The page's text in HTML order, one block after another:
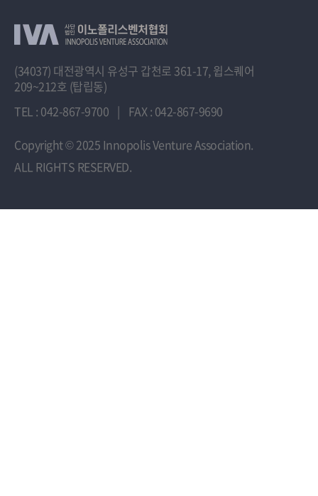
(34037) 대전광역시 유성구 갑천로 361-17, 윕스퀘어
209~212호 (탑립동)
TEL : 042-867-9700 | FAX : 042-867-9690
Copyright© 2025 Innopolis Venture Association.
ALL RIGHTS RESERVED.